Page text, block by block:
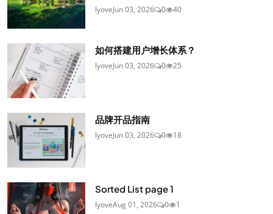
lyoveJun 03, 2026 0 40
如何搭建用户增长体系？
lyoveJun 03, 2026 0 25
品牌开品指南
lyoveJun 03, 2026 0 18
Sorted List page 1
lyoveAug 01, 2026 0 1